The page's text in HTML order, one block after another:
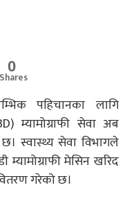
0
Shares
पहिचानका लागि
म्यामोग्राफी सेवा अब
छ। स्वास्थ्य सेवा विभागले
म्यामोग्राफी मेसिन खरिद
गरेको छ।